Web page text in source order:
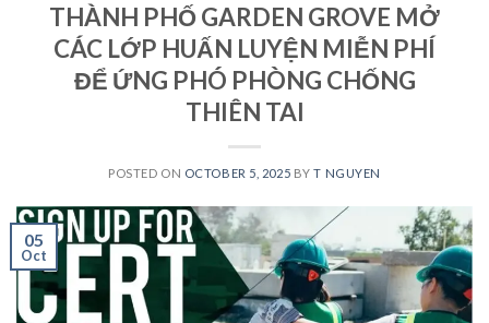
THÀNH PHỐ GARDEN GROVE MỞ
CÁC LỚP HUẤN LUYỆN MIỄN PHÍ
ĐỂ ỨNG PHÓ PHÒNG CHỐNG
THIÊN TAI
POSTED ON OCTOBER 5, 2025 BYT NGUYEN
05
Oct